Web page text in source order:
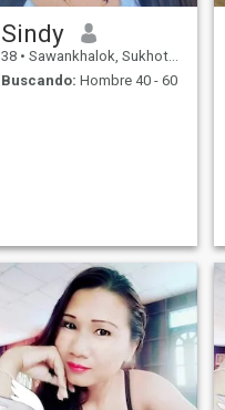
Sindy
38 • Sawankhalok, Sukhothai, Tailandia
Buscando: Hombre 40 - 60